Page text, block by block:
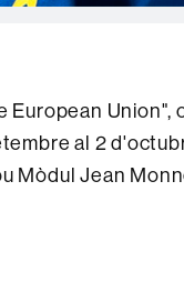
Union",
al 2
Mòdul Jean